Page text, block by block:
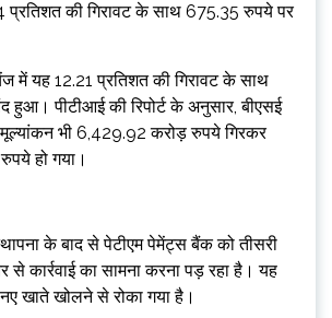
की गिरावट के साथ 675.35 रुपये पर
में यह 12.21 प्रतिशत की गिरावट के साथ
पीटीआई की रिपोर्ट के अनुसार, बीएसई
मूल्यांकन भी 6,429.92 करोड़ रुपये गिरकर
हो गया।
के बाद से पेटीएम पेमेंट्स बैंक को तीसरी
कार्रवाई का सामना करना पड़ रहा है। यह
खाते खोलने से रोका गया है।